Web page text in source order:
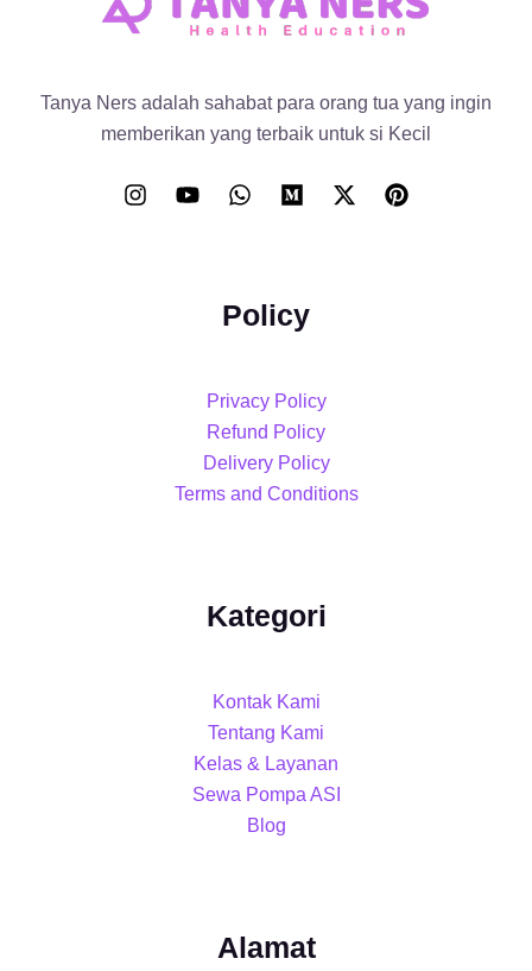
Tanya Ners adalah sahabat para orang tua yang ingin
memberikan yang terbaik untuk si Kecil
Policy
Privacy Policy
Refund Policy
Delivery Policy
Terms and Conditions
Kategori
Kontak Kami
Tentang Kami
Kelas & Layanan
Sewa Pompa ASI
Blog
Alamat